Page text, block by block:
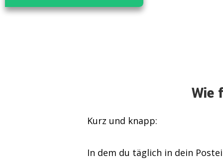
Wie
Kurz und knapp:
In dem du täglich in dein